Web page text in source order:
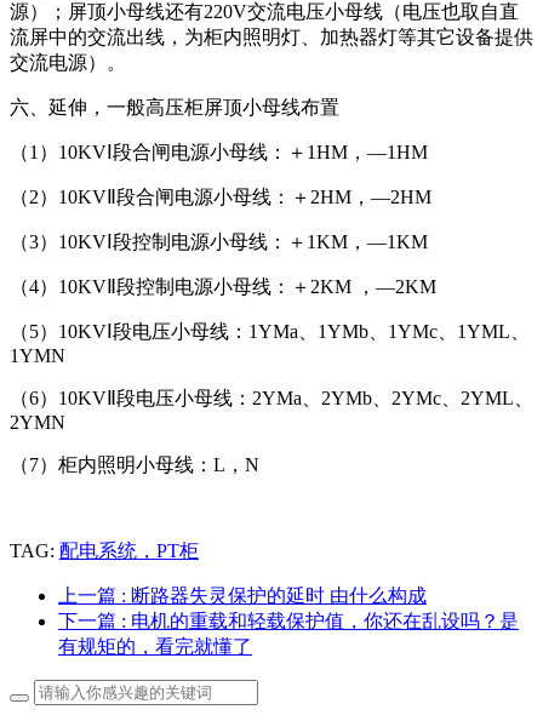
源）；屏顶小母线还有220V交流电压小母线（电压也取自直
流屏中的交流出线，为柜内照明灯、加热器灯等其它设备提供
交流电源）。
六、延伸，一般高压柜屏顶小母线布置
（1）10KVⅠ段合闸电源小母线：＋1HM，—1HM
（2）10KVⅡ段合闸电源小母线：＋2HM，—2HM
（3）10KVⅠ段控制电源小母线：＋1KM，—1KM
（4）10KVⅡ段控制电源小母线：＋2KM ，—2KM
（5）10KVⅠ段电压小母线：1YMa、1YMb、1YMc、1YML、
1YMN
（6）10KVⅡ段电压小母线：2YMa、2YMb、2YMc、2YML、
2YMN
（7）柜内照明小母线：L，N
TAG: 配电系统，PT柜
上一篇 : 断路器失灵保护的延时 由什么构成
下一篇 : 电机的重载和轻载保护值，你还在乱设吗？是
有规矩的，看完就懂了